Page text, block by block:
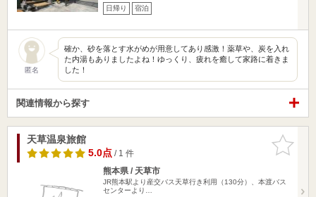
日帰り 宿泊
匿名
確か、砂を落とす水がめが用意してあり感激！薬草や、炭を入れ
た内湯もありましたよね！ゆっくり、疲れを癒して家路に着きま
した！
関連情報から探す
お気に入
りに追加
天草温泉旅館
5.0点/ 1 件
熊本県 / 天草市
JR熊本駅より産交バス天草行き利用（130分）、本渡バス
センターより…